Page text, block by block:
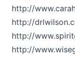
http://
http://
http://
http://